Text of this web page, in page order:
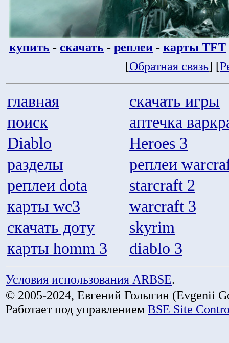
купить - скачать - реплеи - карты TFT
[Обратная связь] [
главная
скачать игры
поиск
аптечка
Diablo
Heroes 3
разделы
реплеи
реплеи dota
starcraft 2
карты wc3
warcraft 3
скачать доту
skyrim
карты homm 3
diablo 3
Условия использования ARBSE.
© 2005-2024, Евгений Голыгин (Evgenii
Работает под управлением BSE Site